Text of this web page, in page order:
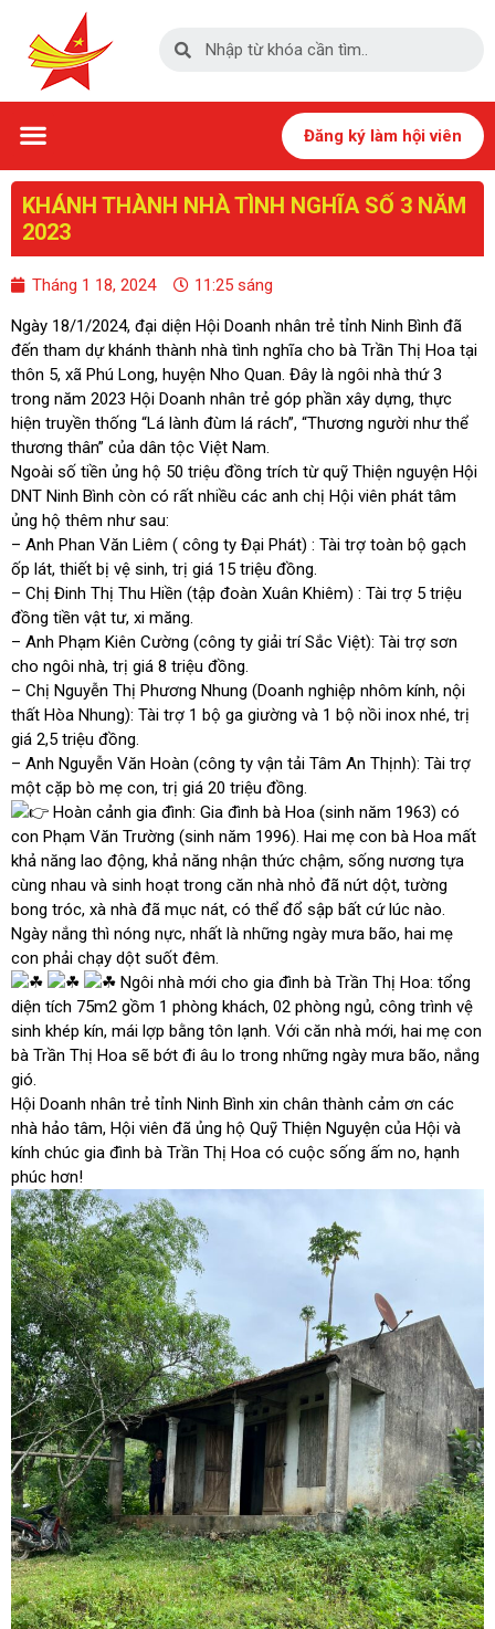
Đăng ký làm hội viên
KHÁNH THÀNH NHÀ TÌNH NGHĨA SỐ 3 NĂM
2023
Tháng 1 18, 2024 11:25 sáng
Ngày 18/1/2024, đại diện Hội Doanh nhân trẻ tỉnh Ninh Bình đã
đến tham dự khánh thành nhà tình nghĩa cho bà Trần Thị Hoa tại
thôn 5, xã Phú Long, huyện Nho Quan. Đây là ngôi nhà thứ 3
trong năm 2023 Hội Doanh nhân trẻ góp phần xây dựng, thực
hiện truyền thống “Lá lành đùm lá rách”, “Thương người như thể
thương thân” của dân tộc Việt Nam.
Ngoài số tiền ủng hộ 50 triệu đồng trích từ quỹ Thiện nguyện Hội
DNT Ninh Bình còn có rất nhiều các anh chị Hội viên phát tâm
ủng hộ thêm như sau:
– Anh Phan Văn Liêm ( công ty Đại Phát) : Tài trợ toàn bộ gạch
ốp lát, thiết bị vệ sinh, trị giá 15 triệu đồng.
– Chị Đinh Thị Thu Hiền (tập đoàn Xuân Khiêm) : Tài trợ 5 triệu
đồng tiền vật tư, xi măng.
– Anh Phạm Kiên Cường (công ty giải trí Sắc Việt): Tài trợ sơn
cho ngôi nhà, trị giá 8 triệu đồng.
– Chị Nguyễn Thị Phương Nhung (Doanh nghiệp nhôm kính, nội
thất Hòa Nhung): Tài trợ 1 bộ ga giường và 1 bộ nồi inox nhé, trị
giá 2,5 triệu đồng.
– Anh Nguyễn Văn Hoàn (công ty vận tải Tâm An Thịnh): Tài trợ
một cặp bò mẹ con, trị giá 20 triệu đồng.
Hoàn cảnh gia đình: Gia đình bà Hoa (sinh năm 1963) có
con Phạm Văn Trường (sinh năm 1996). Hai mẹ con bà Hoa mất
khả năng lao động, khả năng nhận thức chậm, sống nương tựa
cùng nhau và sinh hoạt trong căn nhà nhỏ đã nứt dột, tường
bong tróc, xà nhà đã mục nát, có thể đổ sập bất cứ lúc nào.
Ngày nắng thì nóng nực, nhất là những ngày mưa bão, hai mẹ
con phải chạy dột suốt đêm.
Ngôi nhà mới cho gia đình bà Trần Thị Hoa: tổng
diện tích 75m2 gồm 1 phòng khách, 02 phòng ngủ, công trình vệ
sinh khép kín, mái lợp bằng tôn lạnh. Với căn nhà mới, hai mẹ con
bà Trần Thị Hoa sẽ bớt đi âu lo trong những ngày mưa bão, nắng
gió.
Hội Doanh nhân trẻ tỉnh Ninh Bình xin chân thành cảm ơn các
nhà hảo tâm, Hội viên đã ủng hộ Quỹ Thiện Nguyện của Hội và
kính chúc gia đình bà Trần Thị Hoa có cuộc sống ấm no, hạnh
phúc hơn!